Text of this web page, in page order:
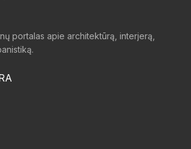
portalas apie architektūrą, interjerą,